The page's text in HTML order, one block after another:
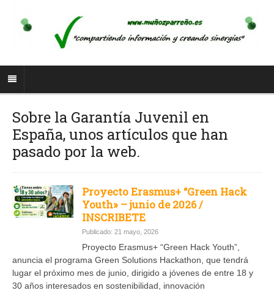
Sobre la Garantía Juvenil en
España, unos artículos que han
pasado por la web.
Proyecto Erasmus+ “Green Hack
Youth» – junio de 2026 /
INSCRIBETE
Publicado: 21 mayo, 2026
Proyecto Erasmus+ “Green Hack Youth”,
anuncia el programa Green Solutions Hackathon, que tendrá
lugar el próximo mes de junio, dirigido a jóvenes de entre 18 y
30 años interesados en sostenibilidad, innovación